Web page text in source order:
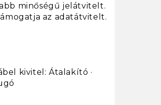
minőségű jelátvitelt.
az adatátvitelt.
kivitel: Átalakító ·